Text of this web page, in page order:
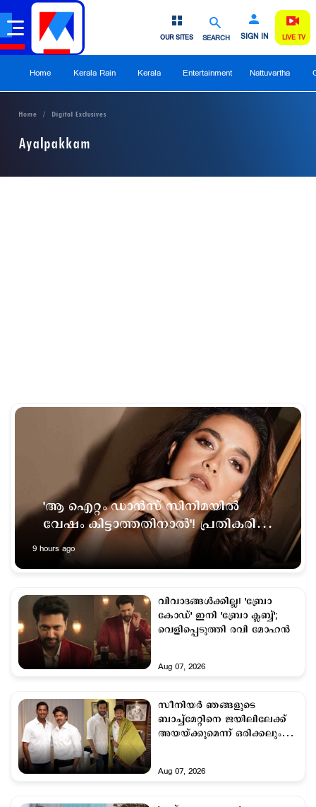
SEARCH SIGN IN
OUR SITES LIVE TV
Home Kerala Rain Kerala Entertainment Nattuvartha
Home Digital Exclusives
Ayalpakkam
'ആ ഐറ്റം ഡാന്‍സ് സിനിമയില്‍
വേഷം കിട്ടാത്തതിനാല്‍'! പ്രതികരിച്ച്
കീര്‍ത്തി സുരേഷ്
9 hours ago
വിവാദങ്ങള്‍ക്കില്ല! 'ബ്രോ
കോഡ്' ഇനി 'ബ്രോ ക്ലബ്ബ്';
വെളിപ്പെടുത്തി രവി മോഹന്‍
Aug 07, 2026
സീനിയർ ഞങ്ങളുടെ
ബാച്ച്മേറ്റിനെ ജയിലിലേക്ക്
അയയ്ക്കുമെന്ന് ഒരിക്കലും
Aug 07, 2026